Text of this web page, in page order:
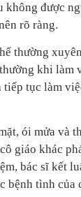
không được
rõ ràng.
thường
khi làm
tục làm
ói mửa và
giáo khác
bác sĩ kết
bệnh tình của